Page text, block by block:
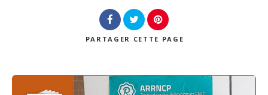
PARTAGER CETTE PAGE